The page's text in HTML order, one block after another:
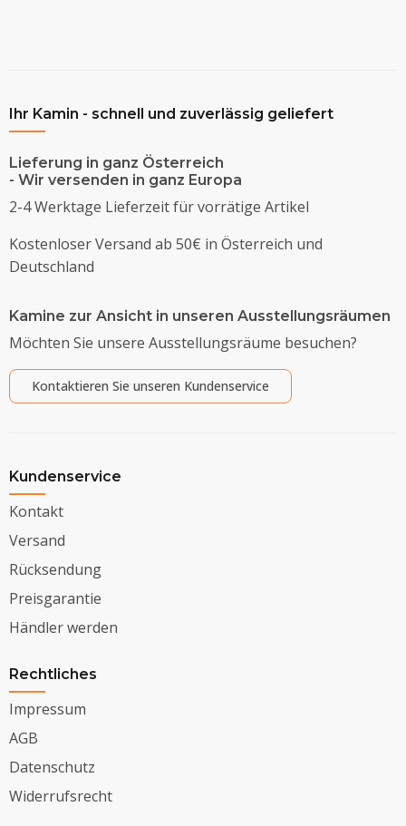
Ihr Kamin - schnell und zuverlässig geliefert
Lieferung in ganz Österreich
- Wir versenden in ganz Europa
2-4 Werktage Lieferzeit für vorrätige Artikel
Kostenloser Versand ab 50€ in Österreich und
Deutschland
Kamine zur Ansicht in unseren Ausstellungsräumen
Möchten Sie unsere Ausstellungsräume besuchen?
Kontaktieren Sie unseren Kundenservice
Kundenservice
Kontakt
Versand
Rücksendung
Preisgarantie
Händler werden
Rechtliches
Impressum
AGB
Datenschutz
Widerrufsrecht